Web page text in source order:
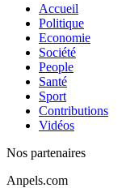
Accueil
Politique
Economie
Société
People
Santé
Sport
Contributions
Vidéos
Nos partenaires
Anpels.com